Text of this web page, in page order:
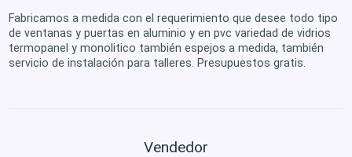
Fabricamos a medida con el requerimiento que desee todo tipo
de ventanas y puertas en aluminio y en pvc variedad de vidrios
termopanel y monolitico también espejos a medida, también
servicio de instalación para talleres. Presupuestos gratis.
Vendedor